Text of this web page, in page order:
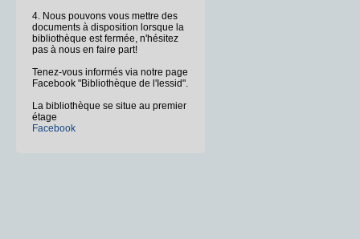
4. Nous pouvons vous mettre des
documents à disposition lorsque la
bibliothèque est fermée, n'hésitez
pas à nous en faire part!
Tenez-vous informés via notre page
Facebook "Bibliothèque de l'Iessid".
La bibliothèque se situe au premier
étage
Facebook